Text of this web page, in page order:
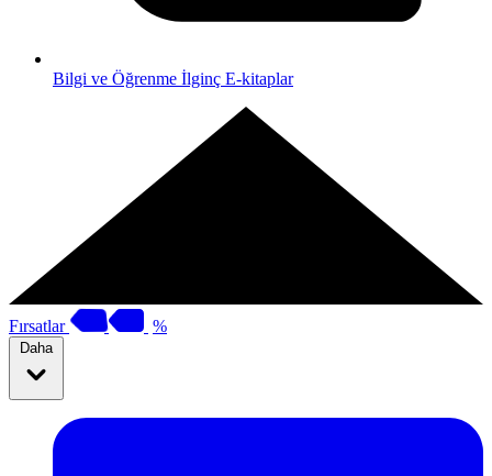
Bilgi ve Öğrenme İlginç E-kitaplar
Fırsatlar %
Daha